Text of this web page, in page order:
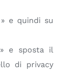
e quindi su
e sposta il
di privacy